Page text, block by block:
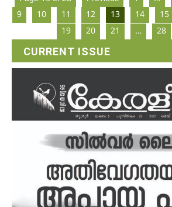
9
10 11 12 13 14 15
19
20 21 … 28
CURRENT ISSUE